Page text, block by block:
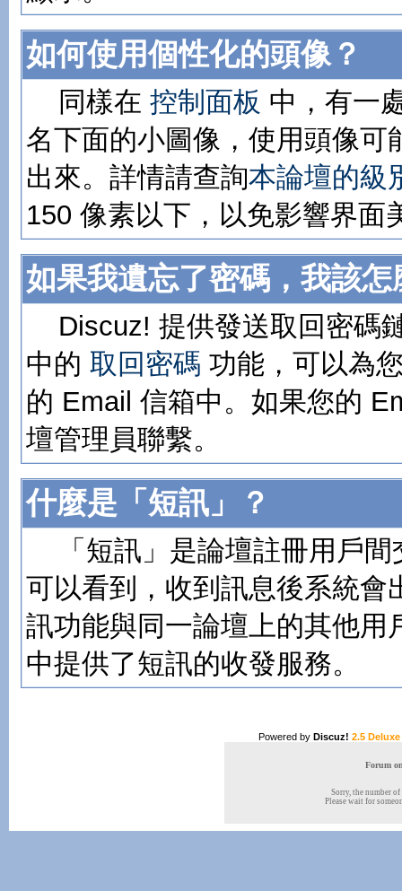
如何使用個性化的頭像？
同樣在 控制面板 中，有一
名下面的小圖像，使用頭像
出來。詳情請查詢本論壇的級
150 像素以下，以免影響界面
如果我遺忘了密碼，我該怎
Discuz! 提供發送取回密碼
中的 取回密碼 功能，可以為
的 Email 信箱中。如果您的
壇管理員聯繫。
什麼是「短訊」？
「短訊」是論壇註冊用戶間
可以看到，收到訊息後系統
訊功能與同一論壇上的其他用
中提供了短訊的收發服務。
Powered by Discuz! 2.5 Deluxe
Forum
Sorry, the number
Please wait for